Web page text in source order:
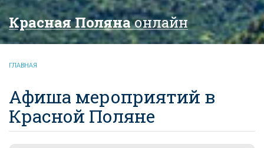
Красная Полянаонлайн
ГЛАВНАЯ
Афиша мероприятий в
Красной Поляне